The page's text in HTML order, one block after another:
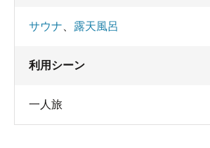
サウナ 露天風呂
利用シーン
一人旅